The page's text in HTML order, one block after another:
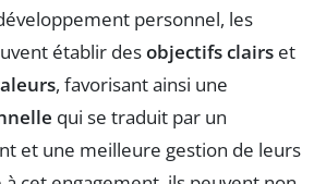
personnel, les
établir desobjectifs clairs et
, favorisant ainsi une
qui se traduit par un
et une meilleure gestion de leurs